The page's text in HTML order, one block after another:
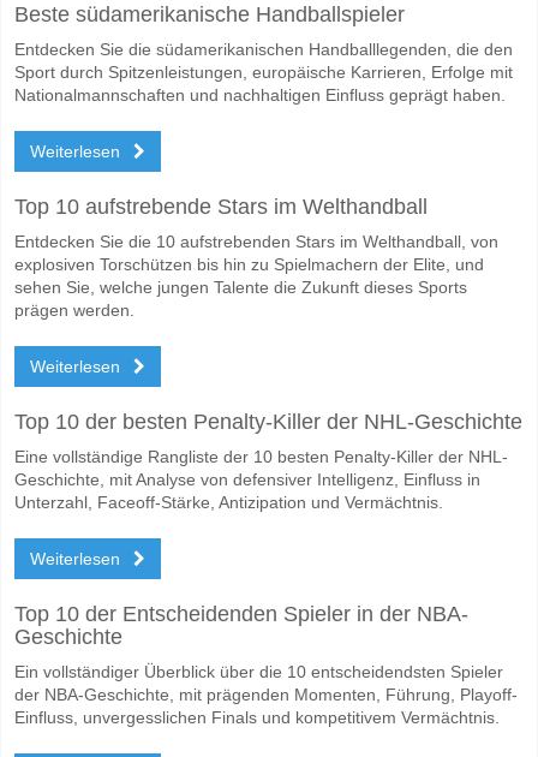
Beste südamerikanische Handballspieler
Entdecken Sie die südamerikanischen Handballlegenden, die den
Sport durch Spitzenleistungen, europäische Karrieren, Erfolge mit
Nationalmannschaften und nachhaltigen Einfluss geprägt haben.
Weiterlesen
Top 10 aufstrebende Stars im Welthandball
Entdecken Sie die 10 aufstrebenden Stars im Welthandball, von
explosiven Torschützen bis hin zu Spielmachern der Elite, und
sehen Sie, welche jungen Talente die Zukunft dieses Sports
prägen werden.
Weiterlesen
Top 10 der besten Penalty-Killer der NHL-Geschichte
Eine vollständige Rangliste der 10 besten Penalty-Killer der NHL-
Geschichte, mit Analyse von defensiver Intelligenz, Einfluss in
Unterzahl, Faceoff-Stärke, Antizipation und Vermächtnis.
Weiterlesen
Top 10 der Entscheidenden Spieler in der NBA-
Geschichte
Ein vollständiger Überblick über die 10 entscheidendsten Spieler
der NBA-Geschichte, mit prägenden Momenten, Führung, Playoff-
Einfluss, unvergesslichen Finals und kompetitivem Vermächtnis.